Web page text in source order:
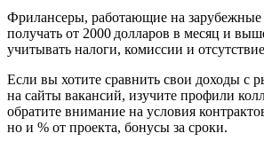
Фрилансеры, работающие на
получать от 2000 долларов в месяц и
учитывать налоги, комиссии и
Если вы хотите сравнить свои доходы с
на сайты вакансий, изучите профили
обратите внимание на условия
но и % от проекта, бонусы за сроки.